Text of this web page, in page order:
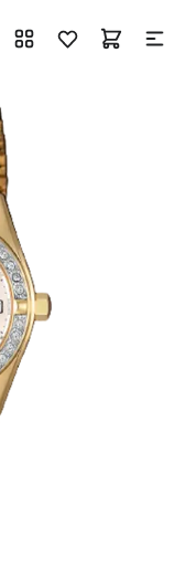
+7 ( 705 ) 181-42-50
info@vetervremeni.kz